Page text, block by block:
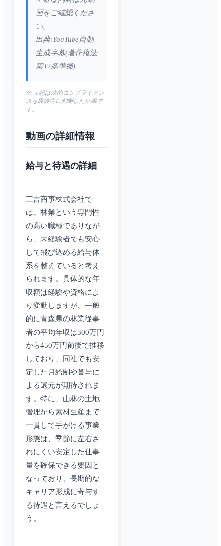
画をご確認くださ
い。
出典:YouTube自動
生成字幕(著作権法
第32条準拠)
※ 上記は法的コンプライアン
スを最優先に判断した結果で
す。
動画の詳細情報
給与と待遇の詳細
三吉商事株式会社で
は、林業という専門性
の高い職種でありなが
ら、未経験者でも安心
して飛び込める給与体
系を整えていると考え
られます。具体的な年
収額は経験や資格によ
り変動しますが、一般
的に青森県の林業従事
者の平均年収は300万円
から450万円前後で推移
しており、同社でも安
定した月給制や賞与に
よる還元が期待されま
す。特に、山林の土地
管理から素材生産まで
一貫して手がける事業
形態は、季節に左右さ
れにくい安定した仕事
量を確保できる要因と
なっており、長期的な
キャリア形成に寄与す
る待遇と言えるでしょ
う。